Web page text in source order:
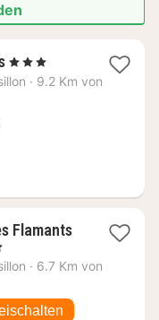
1
Nacht
, 3 Sterne
· 9.2 Km von
Flamants
· 6.7 Km von